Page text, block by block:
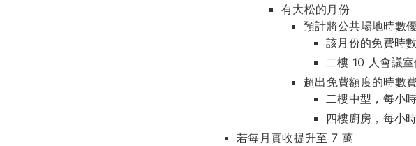
有大松的月份
預計將公共場地時數
該月份的免費時
二樓 10 人會議
超出免費額度的時數
二樓中型，每小
四樓廚房，每小
若每月實收提升至 7 萬